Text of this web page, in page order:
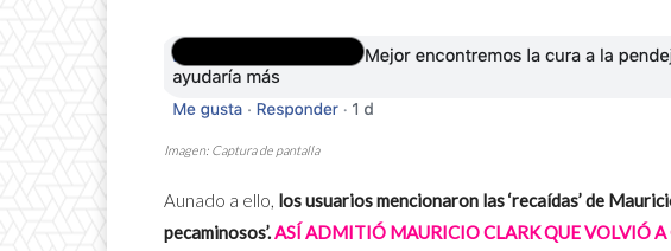
Imagen: Captura de pantalla
Aunado a ello, los usuarios mencionaron las ‘recaídas’ de
pecaminosos’.ASÍ ADMITIÓ MAURICIO CLARK QUE VOLVIÓ A